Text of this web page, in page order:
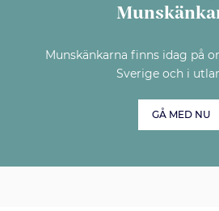
Munskänkarna finns idag på
Sverige och i
GÅ MED NU